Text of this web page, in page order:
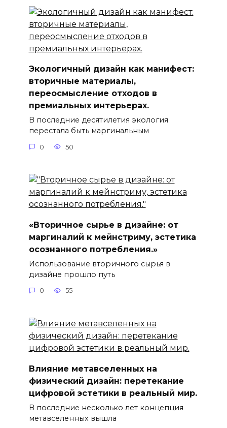
Экологичный дизайн как манифест:
вторичные материалы,
переосмысление отходов в
премиальных интерьерах.
В последние десятилетия экология
перестала быть маргинальным
0 50
«Вторичное сырье в дизайне: от
маргиналий к мейнстриму, эстетика
осознанного потребления.»
Использование вторичного сырья в
дизайне прошло путь
0 55
Влияние метавселенных на
физический дизайн: перетекание
цифровой эстетики в реальный мир.
В последние несколько лет концепция
метавселенных вышла